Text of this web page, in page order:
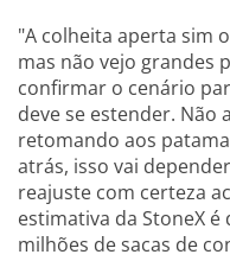
"A colheita aperta sim
mas não vejo grandes
confirmar o cenário
deve se estender. Não
retomando aos
atrás, isso vai
reajuste com certeza
estimativa da StoneX
milhões de sacas de